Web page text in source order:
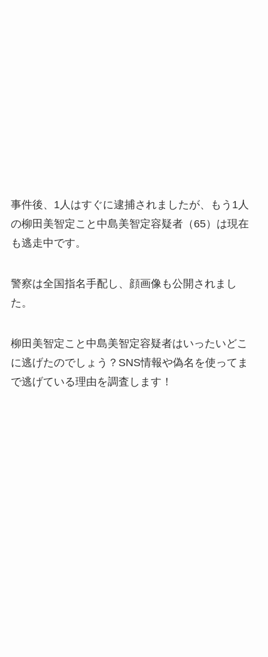
事件後、1人はすぐに逮捕されましたが、もう1人
の柳田美智定こと中島美智定容疑者（65）は現在
も逃走中です。
警察は全国指名手配し、顔画像も公開されまし
た。
柳田美智定こと中島美智定容疑者はいったいどこ
に逃げたのでしょう？SNS情報や偽名を使ってま
で逃げている理由を調査します！